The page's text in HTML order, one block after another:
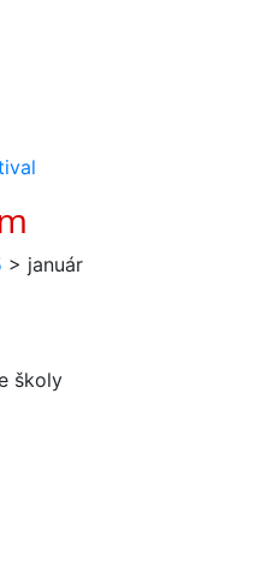
> január
školy